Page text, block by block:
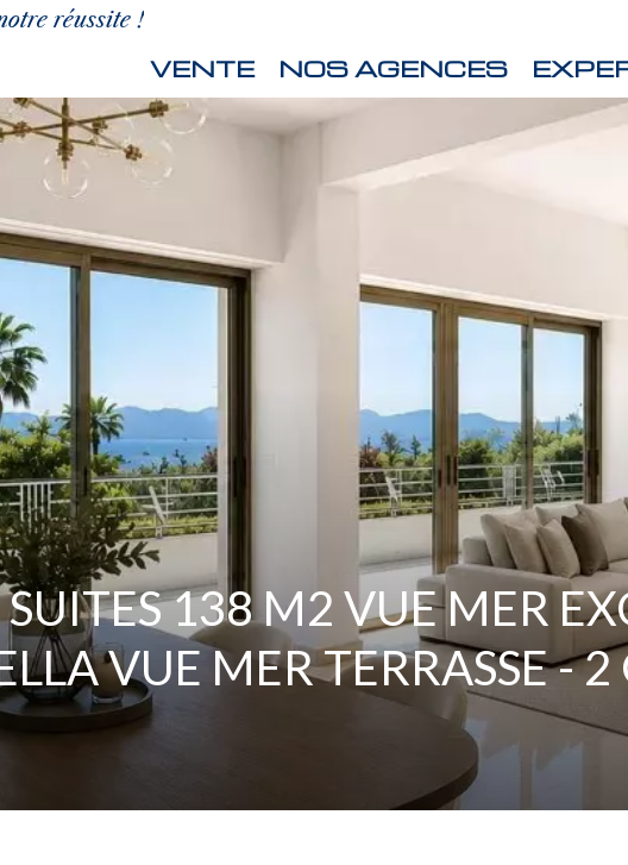
réussite !
VENTE NOS AGENCES
138 M2 VUE MER
VUE MER TERRASSE - 2